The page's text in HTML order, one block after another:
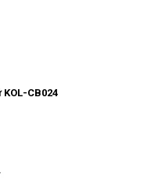
CB024